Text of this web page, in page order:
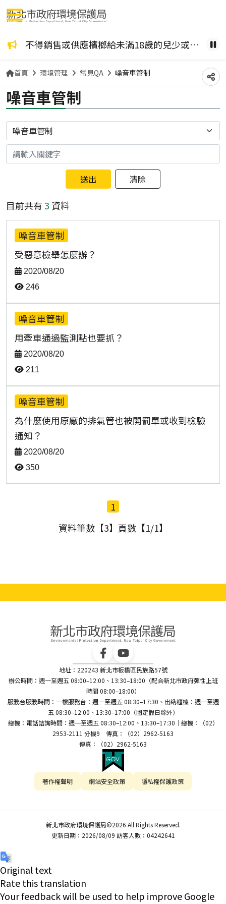
咖啡檳榔、檳榔糖葫蘆？ 檳榔不管加了什麼風味，都是致癌物！請拒絕嚼食。 不得銷售或供應檳榔給未滿18歲的兒少或孕婦。 健暫
選單按鈕
首頁 環境管理 常見QA 噪音車管制
分
噪音車管制
分類
關鍵字
目前共有 3資料
常見問題-列表
噪音車管制
受惡意檢舉怎麼辦？
2020/08/20
246
噪音車管制
用牽車通過監測點也要抓？
2020/08/20
211
噪音車管制
為什麼使用原廠的排氣管也被開罰單或收到檢驗
通知？
2020/08/20
350
1
資料筆數【3】頁數【1/1】
地址：220243 新北市板橋區民族路57號
辦公時間：週一至週五 08:00–12:00、13:30–18:00（配合新北市政府彈性上班
時間 08:00–18:00）
服務台服務時間：一樓服務台：週一至週五 08:30–17:30、出納櫃檯：週一至週
五 08:30–12:00、13:30–17:00（國定假日除外）
總機：電話諮詢時間：週一至週五 08:30–12:00、13:30–17:30｜總機：（02）
2953-2111 分機9 傳真：（02）2962-5163
傳真：（02）2962-5163
著作權聲明 網站安全政策 隱私權保護政策
新北市政府環境保護局©2026 All Rights Reserved.
更新日期：2026/08/09 訪客人數：04242641
Original text
Rate this translation
Your feedback will be used to help improve Google